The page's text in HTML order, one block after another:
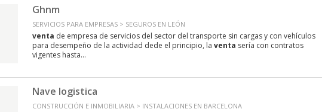
Ghnm
SERVICIOS PARA EMPRESAS > SEGUROS EN LEÓN
venta de empresa de servicios del sector del transporte sin cargas y con vehículos
para desempeño de la actividad dede el principio, la venta sería con contratos
vigentes hasta...
Nave logistica
CONSTRUCCIÓN E INMOBILIARIA > INSTALACIONES EN BARCELONA